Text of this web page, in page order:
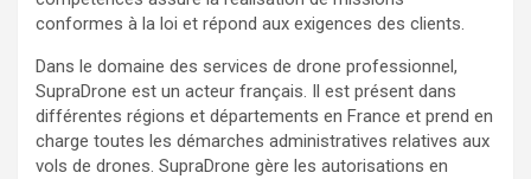
conformes à la loi et répond aux exigences des clients.
Dans le domaine des services de drone professionnel,
SupraDrone est un acteur français. Il est présent dans
différentes régions et départements en France et prend en
charge toutes les démarches administratives relatives aux
vols de drones. SupraDrone gère les autorisations en